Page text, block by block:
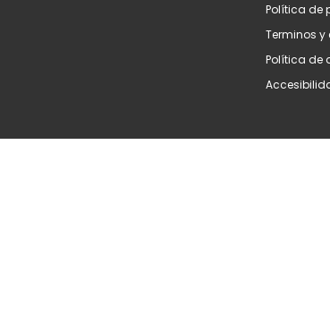
Política de
Terminos
Política de